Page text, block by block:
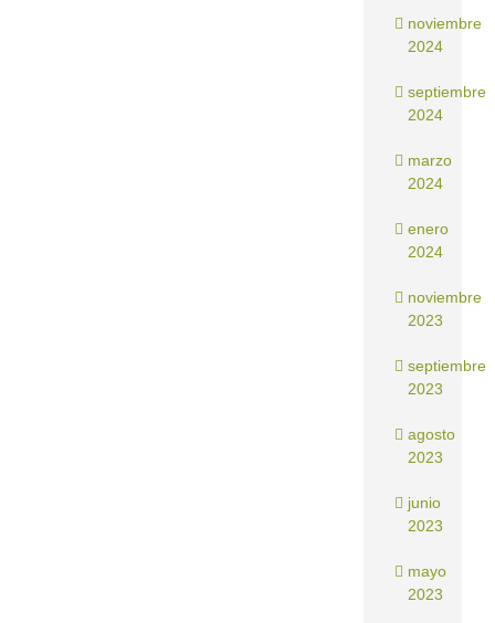
noviembre
2024
septiembre
2024
marzo
2024
enero
2024
noviembre
2023
septiembre
2023
agosto
2023
junio
2023
mayo
2023